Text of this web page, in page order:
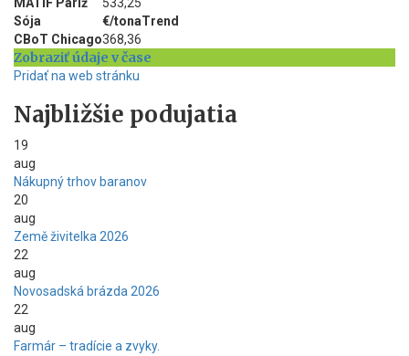
MATIF Paríž
533,25
Sója
€/tonaTrend
CBoT Chicago368,36
Zobraziť údaje v čase
Pridať na web stránku
Najbližšie podujatia
19
aug
Nákupný trhov baranov
20
aug
Země živitelka 2026
22
aug
Novosadská brázda 2026
22
aug
Farmár – tradície a zvyky.